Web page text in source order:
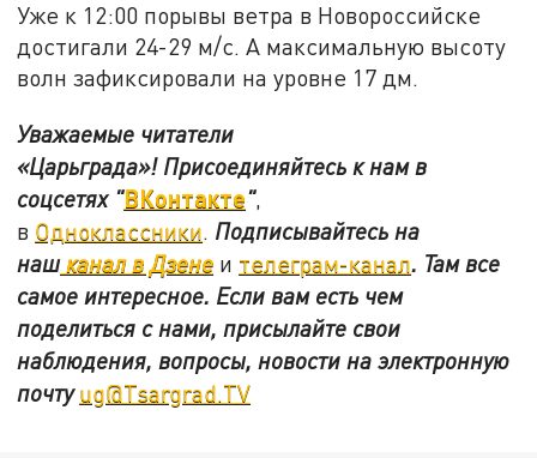
Уже к 12:00 порывы ветра в Новороссийске
достигали 24-29 м/с. А максимальную высоту
волн зафиксировали на уровне 17 дм.
Уважаемые читатели
«Царьграда»! Присоединяйтесь к нам в
соцсетях "ВКонтакте",
в Одноклассники. Подписывайтесь на
нашканал в Дзене и телеграм-канал. Там все
самое интересное. Если вам есть чем
поделиться с нами, присылайте свои
наблюдения, вопросы, новости на электронную
почтуug@Tsargrad.TV